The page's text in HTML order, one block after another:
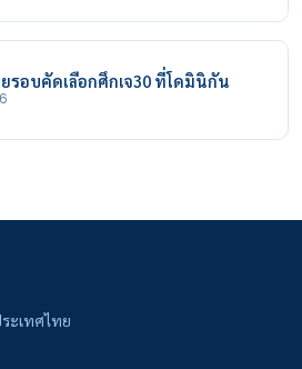
รอบคัดเลือกศึกเจ30 ที่โดมินิกัน
ะเทศไทย